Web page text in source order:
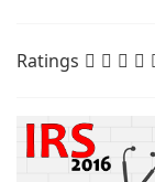
Ratings